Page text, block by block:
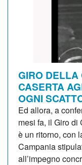
GIRO DELLA
CASERTA
OGNI
Ed allora, a
mesi fa, il Giro di
è un ritorno, con
Campania
all’impegno